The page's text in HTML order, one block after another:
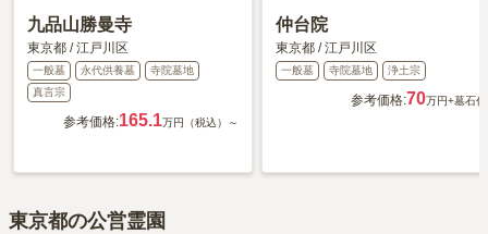
九品山勝曼寺
東京都 /江戸川区
一般墓 永代供養墓
寺院墓地
真言宗
参考価格:165.1万円（税込）～
仲台院
東京都 /江戸川区
一般墓 寺院墓地 浄土宗
参考価格:70万円+墓石代
東京都の公営霊園